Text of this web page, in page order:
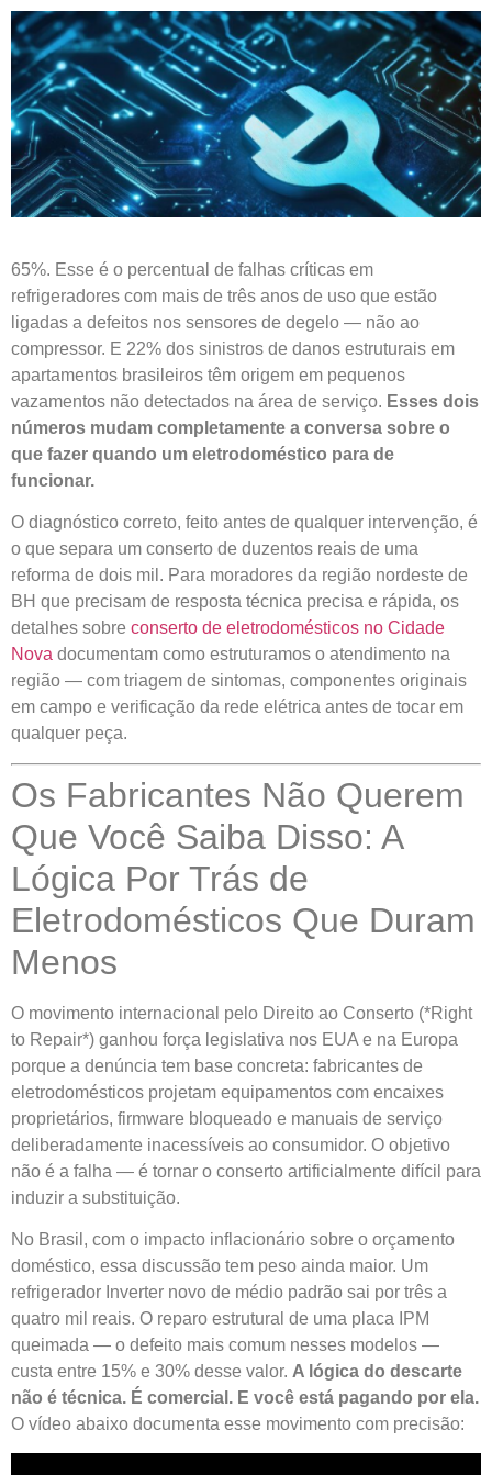
65%. Esse é o percentual de falhas críticas em
refrigeradores com mais de três anos de uso que estão
ligadas a defeitos nos sensores de degelo — não ao
compressor. E 22% dos sinistros de danos estruturais em
apartamentos brasileiros têm origem em pequenos
vazamentos não detectados na área de serviço. Esses dois
números mudam completamente a conversa sobre o
que fazer quando um eletrodoméstico para de
funcionar.
O diagnóstico correto, feito antes de qualquer intervenção, é
o que separa um conserto de duzentos reais de uma
reforma de dois mil. Para moradores da região nordeste de
BH que precisam de resposta técnica precisa e rápida, os
detalhes sobre conserto de eletrodomésticos no Cidade
Nova documentam como estruturamos o atendimento na
região — com triagem de sintomas, componentes originais
em campo e verificação da rede elétrica antes de tocar em
qualquer peça.
Os Fabricantes Não Querem
Que Você Saiba Disso: A
Lógica Por Trás de
Eletrodomésticos Que Duram
Menos
O movimento internacional pelo Direito ao Conserto (*Right
to Repair*) ganhou força legislativa nos EUA e na Europa
porque a denúncia tem base concreta: fabricantes de
eletrodomésticos projetam equipamentos com encaixes
proprietários, firmware bloqueado e manuais de serviço
deliberadamente inacessíveis ao consumidor. O objetivo
não é a falha — é tornar o conserto artificialmente difícil para
induzir a substituição.
No Brasil, com o impacto inflacionário sobre o orçamento
doméstico, essa discussão tem peso ainda maior. Um
refrigerador Inverter novo de médio padrão sai por três a
quatro mil reais. O reparo estrutural de uma placa IPM
queimada — o defeito mais comum nesses modelos —
custa entre 15% e 30% desse valor. A lógica do descarte
não é técnica. É comercial. E você está pagando por ela.
O vídeo abaixo documenta esse movimento com precisão: